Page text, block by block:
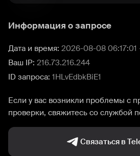
Информация о запросе
Дата и время: 2026-08-08
Ваш IP: 216.73.216.244
ID запроса: 1HLvEdbkBiE1
Если у вас возникли проблемы с
проверки, свяжитесь со службой
Связаться в